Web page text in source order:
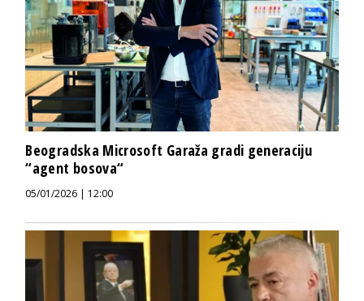
Beogradska Microsoft Garaža gradi generaciju
“agent bosova“
05/01/2026 | 12:00